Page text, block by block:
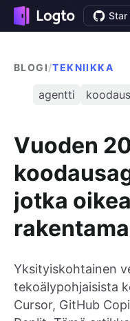
Star
BLOGI/TEKNIIKKA
agentti koodaus
Vuoden
jotka
Yksityiskohtainen
tekoälypohjaisista
Cursor, GitHub